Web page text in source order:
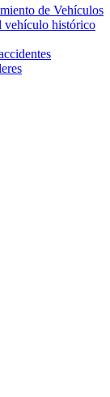
de Vehículos
vehículo histórico